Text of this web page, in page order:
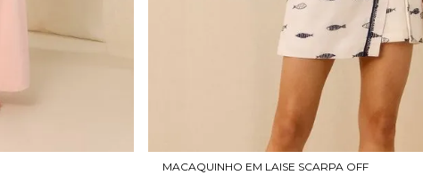
MACAQUINHO EM LAISE SCARPA OFF